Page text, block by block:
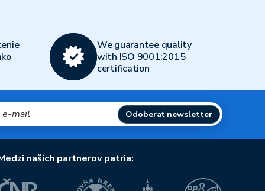
We guarantee quality
with ISO 9001:2015
certification
Odoberať newsletter
našich partnerov patria: